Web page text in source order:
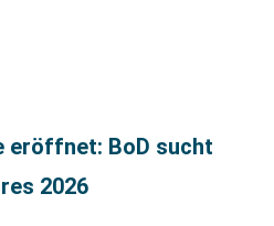
eröffnet: BoD sucht
2026